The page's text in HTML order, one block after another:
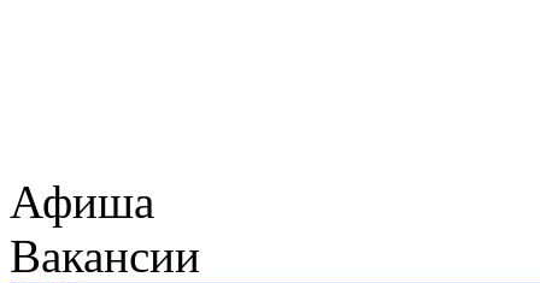
Афиша
Вакансии